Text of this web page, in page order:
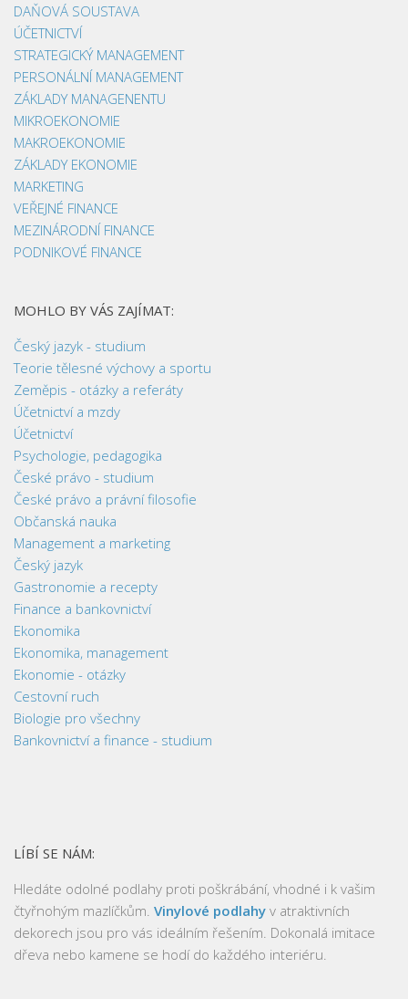
DAŇOVÁ SOUSTAVA
ÚČETNICTVÍ
STRATEGICKÝ MANAGEMENT
PERSONÁLNÍ MANAGEMENT
ZÁKLADY MANAGENENTU
MIKROEKONOMIE
MAKROEKONOMIE
ZÁKLADY EKONOMIE
MARKETING
VEŘEJNÉ FINANCE
MEZINÁRODNÍ FINANCE
PODNIKOVÉ FINANCE
MOHLO BY VÁS ZAJÍMAT:
Český jazyk - studium
Teorie tělesné výchovy a sportu
Zeměpis - otázky a referáty
Účetnictví a mzdy
Účetnictví
Psychologie, pedagogika
České právo - studium
České právo a právní filosofie
Občanská nauka
Management a marketing
Český jazyk
Gastronomie a recepty
Finance a bankovnictví
Ekonomika
Ekonomika, management
Ekonomie - otázky
Cestovní ruch
Biologie pro všechny
Bankovnictví a finance - studium
LÍBÍ SE NÁM:
Hledáte odolné podlahy proti poškrábání, vhodné i k vašim
čtyřnohým mazlíčkům. Vinylové podlahy v atraktivních
dekorech jsou pro vás ideálním řešením. Dokonalá imitace
dřeva nebo kamene se hodí do každého interiéru.